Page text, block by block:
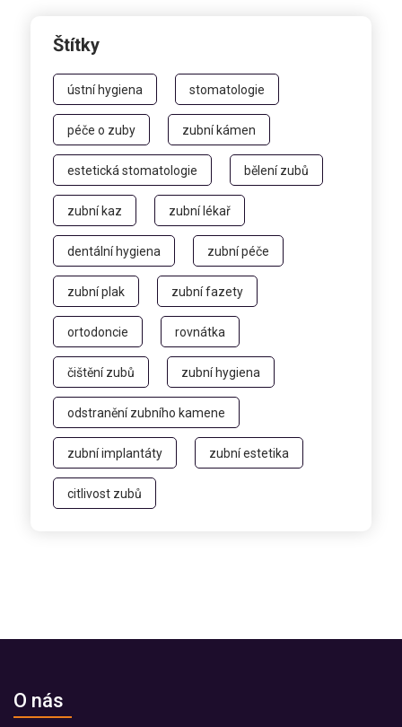
Štítky
ústní hygiena stomatologie
péče o zuby zubní kámen
estetická stomatologie bělení zubů
zubní kaz zubní lékař
dentální hygiena zubní péče
zubní plak zubní fazety
ortodoncie rovnátka
čištění zubů zubní hygiena
odstranění zubního kamene
zubní implantáty zubní estetika
citlivost zubů
O nás